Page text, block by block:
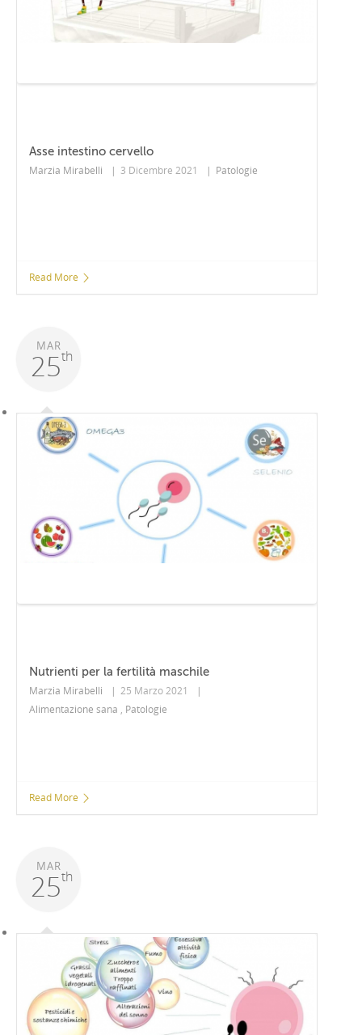
Asse intestino cervello
Marzia Mirabelli | 3 Dicembre 2021 | Patologie
Read More
25th
MAR
Nutrienti per la fertilità maschile
Marzia Mirabelli | 25 Marzo 2021
|
Alimentazione sana , Patologie
Read More
25th
MAR